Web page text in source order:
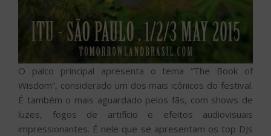
O palco principal apresenta o tema “The Book of
Wisdom”, considerado um dos mais icônicos do festival.
É também o mais aguardado pelos fãs, com shows de
luzes, fogos de artifício e efeitos audiovisuais
impressionantes. É nele que se apresentam os top DJs